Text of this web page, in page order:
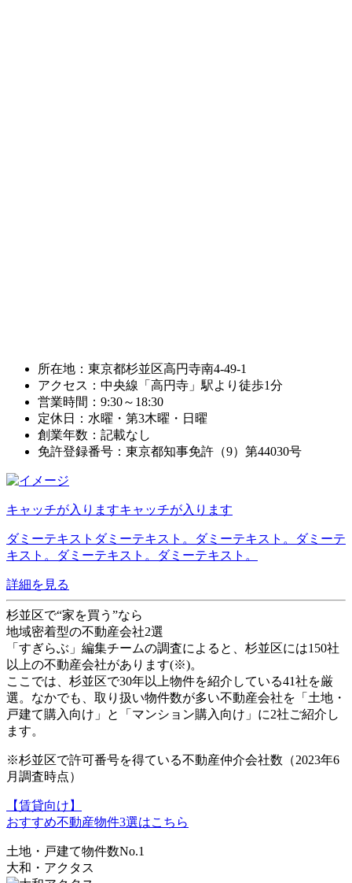
所在地：東京都杉並区高円寺南4-49-1
アクセス：中央線「高円寺」駅より徒歩1分
営業時間：9:30～18:30
定休日：水曜・第3木曜・日曜
創業年数：記載なし
免許登録番号：東京都知事免許（9）第44030号
キャッチが入りますキャッチが入ります
ダミーテキストダミーテキスト。ダミーテキスト。ダミーテ
キスト。ダミーテキスト。ダミーテキスト。
詳細を見る
杉並区で“家を買う”なら
地域密着型の不動産会社2選
「すぎらぶ」編集チームの調査によると、 杉並区には150社
以上の不動産会社があります(※)。
ここでは、杉並区で30年以上物件を紹介している41社を厳
選。なかでも、取り扱い物件数が多い不動産会社を「土地・
戸建て購入向け」と「マンション購入向け」に2社ご紹介し
ます。
※杉並区で許可番号を得ている不動産仲介会社数（2023年6
月調査時点）
【賃貸向け】
おすすめ不動産物件3選はこちら
土地・戸建て物件数No.1
大和・アクタス